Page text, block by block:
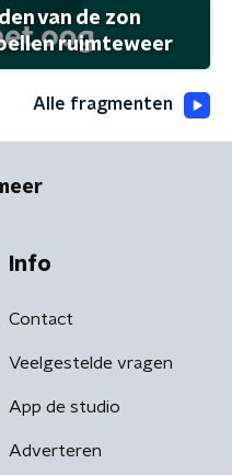
van de zon
ruimteweer
Alle fragmenten
Info
Contact
Veelgestelde vragen
App de studio
Adverteren